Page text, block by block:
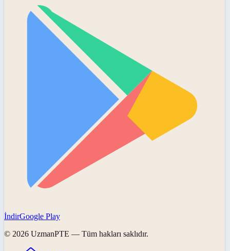
İndirGoogle Play
© 2026 UzmanPTE — Tüm hakları saklıdır.